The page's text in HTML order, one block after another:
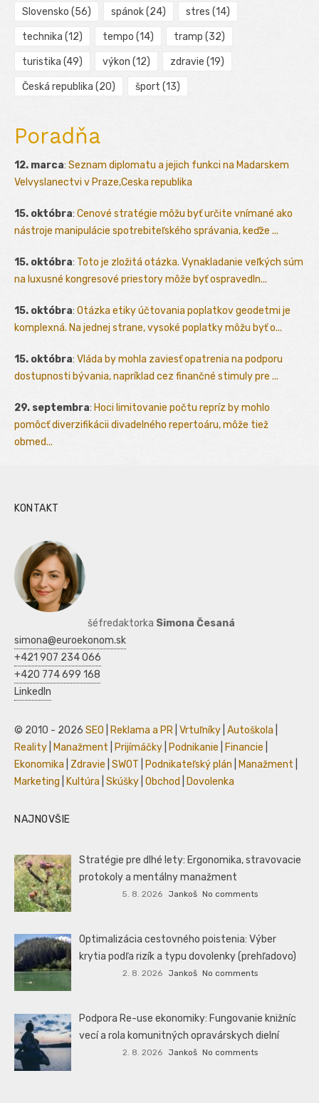
Slovensko (56) spánok(24) stres (14)
technika (12) tempo (14) tramp (32)
turistika (49) výkon (12) zdravie (19)
Česká republika (20) šport (13)
Poradňa
12. marca: Seznam diplomatu a jejich funkci na Madarskem
Velvyslanectvi v Praze,Ceska republika
15. októbra: Cenové stratégie môžu byť určite vnímané ako
nástroje manipulácie spotrebiteľského správania, keďže ...
15. októbra: Toto je zložitá otázka. Vynakladanie veľkých súm
na luxusné kongresové priestory môže byť ospravedln...
15. októbra: Otázka etiky účtovania poplatkov geodetmi je
komplexná. Na jednej strane, vysoké poplatky môžu byť o...
15. októbra: Vláda by mohla zaviesť opatrenia na podporu
dostupnosti bývania, napríklad cez finančné stimuly pre ...
29. septembra: Hoci limitovanie počtu repríz by mohlo
pomôcť diverzifikácii divadelného repertoáru, môže tiež
obmed...
KONTAKT
šéfredaktorka Simona Česaná
simona@euroekonom.sk
+421 907 234 066
+420 774 699 168
LinkedIn
© 2010 - 2026 SEO Reklama a PR Vrtuľníky Autoškola
Reality
Manažment Prijímáčky Podnikanie Financie
Ekonomika
Zdravie SWOT Podnikateľský plán Manažment
Marketing
Kultúra Skúšky Obchod Dovolenka
NAJNOVŠIE
Stratégie pre dlhé lety: Ergonomika, stravovacie
protokoly a mentálny manažment
5. 8. 2026 Jankoš No comments
Optimalizácia cestovného poistenia: Výber
krytia podľa rizík a typu dovolenky (prehľadovo)
2. 8. 2026 Jankoš No comments
Podpora Re-use ekonomiky: Fungovanie knižníc
vecí a rola komunitných opravárskych dielní
2. 8. 2026 Jankoš No comments